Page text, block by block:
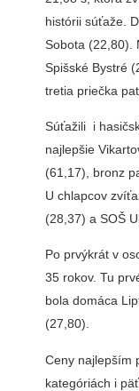
histórii súťaže.
Sobota (22,80).
Spišské Bystré
tretia priečka
Súťažili i
najlepšie
(61,17), bronz
U chlapcov
(28,37) a SOŠ
Po prvýkrát v
35 rokov. Tu
bola domáca
(27,80).
Ceny najlepším
kategóriách i